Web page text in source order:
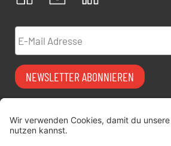
E-Mail Adresse
NEWSLETTER ABONNIEREN
Vermiet-Partner
FAQ